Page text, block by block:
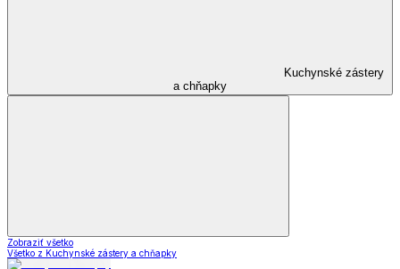
Kuchynské zástery
a chňapky
Zobraziť všetko
Všetko z Kuchynské zástery a chňapky